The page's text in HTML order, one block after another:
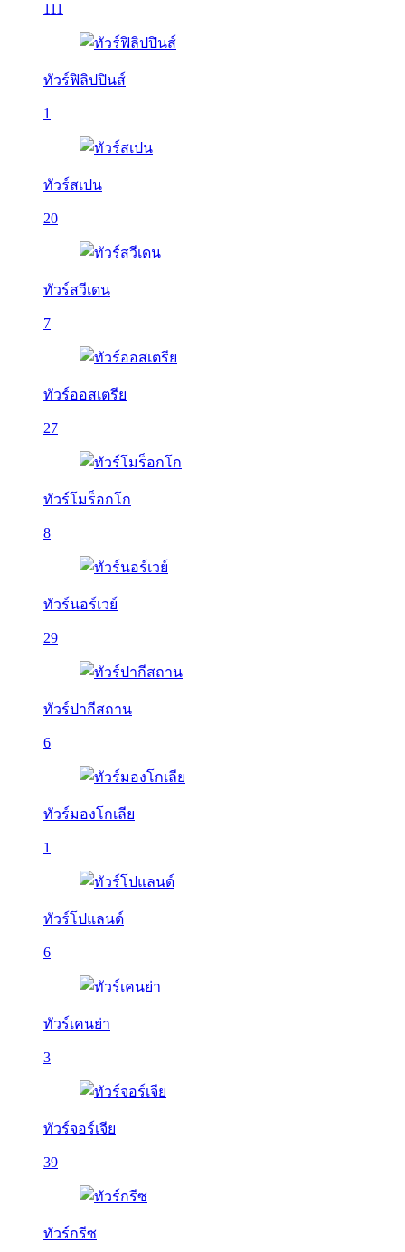
111
ทัวร์ฟิลิปปินส์
1
ทัวร์สเปน
20
ทัวร์สวีเดน
7
ทัวร์ออสเตรีย
27
ทัวร์โมร็อกโก
8
ทัวร์นอร์เวย์
29
ทัวร์ปากีสถาน
6
ทัวร์มองโกเลีย
1
ทัวร์โปแลนด์
6
ทัวร์เคนย่า
3
ทัวร์จอร์เจีย
39
ทัวร์กรีซ